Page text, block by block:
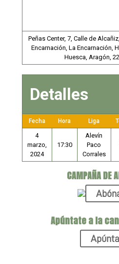
Peñas Center, 7, Calle de
Encarnación, La Encarnación,
Huesca, Aragón,
Detalles
Fecha Hora Liga
4
marzo,
2024
17:30
Alevín
Paco
Corrales
CAMPAÑA DE
Apúntate a la